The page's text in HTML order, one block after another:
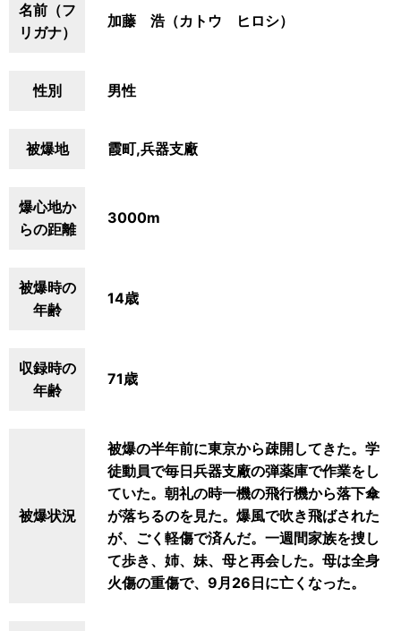
名前（フ
リガナ）
加藤 浩（カトウ ヒロシ）
性別 男性
被爆地 霞町,兵器支廠
爆心地か
らの距離
3000m
被爆時の
年齢
14歳
収録時の
年齢
71歳
被爆状況
被爆の半年前に東京から疎開してきた。学
徒動員で毎日兵器支廠の弾薬庫で作業をし
ていた。朝礼の時一機の飛行機から落下傘
が落ちるのを見た。爆風で吹き飛ばされた
が、ごく軽傷で済んだ。一週間家族を捜し
て歩き、姉、妹、母と再会した。母は全身
火傷の重傷で、9月26日に亡くなった。